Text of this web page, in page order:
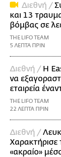
Διεθνή /
και 13
βόμβας σε
THE LIFO TEAM
5 ΛΕΠΤΑ ΠΡΙΝ
Διεθνή / Η
να
εταιρεία
THE LIFO TEAM
22 ΛΕΠΤΑ ΠΡΙΝ
Διεθνή /
«ακραίο»